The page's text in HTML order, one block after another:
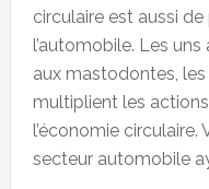
circulaire est aussi
l’automobile. Les
aux mastodontes,
multiplient les
l’économie
secteur automobile